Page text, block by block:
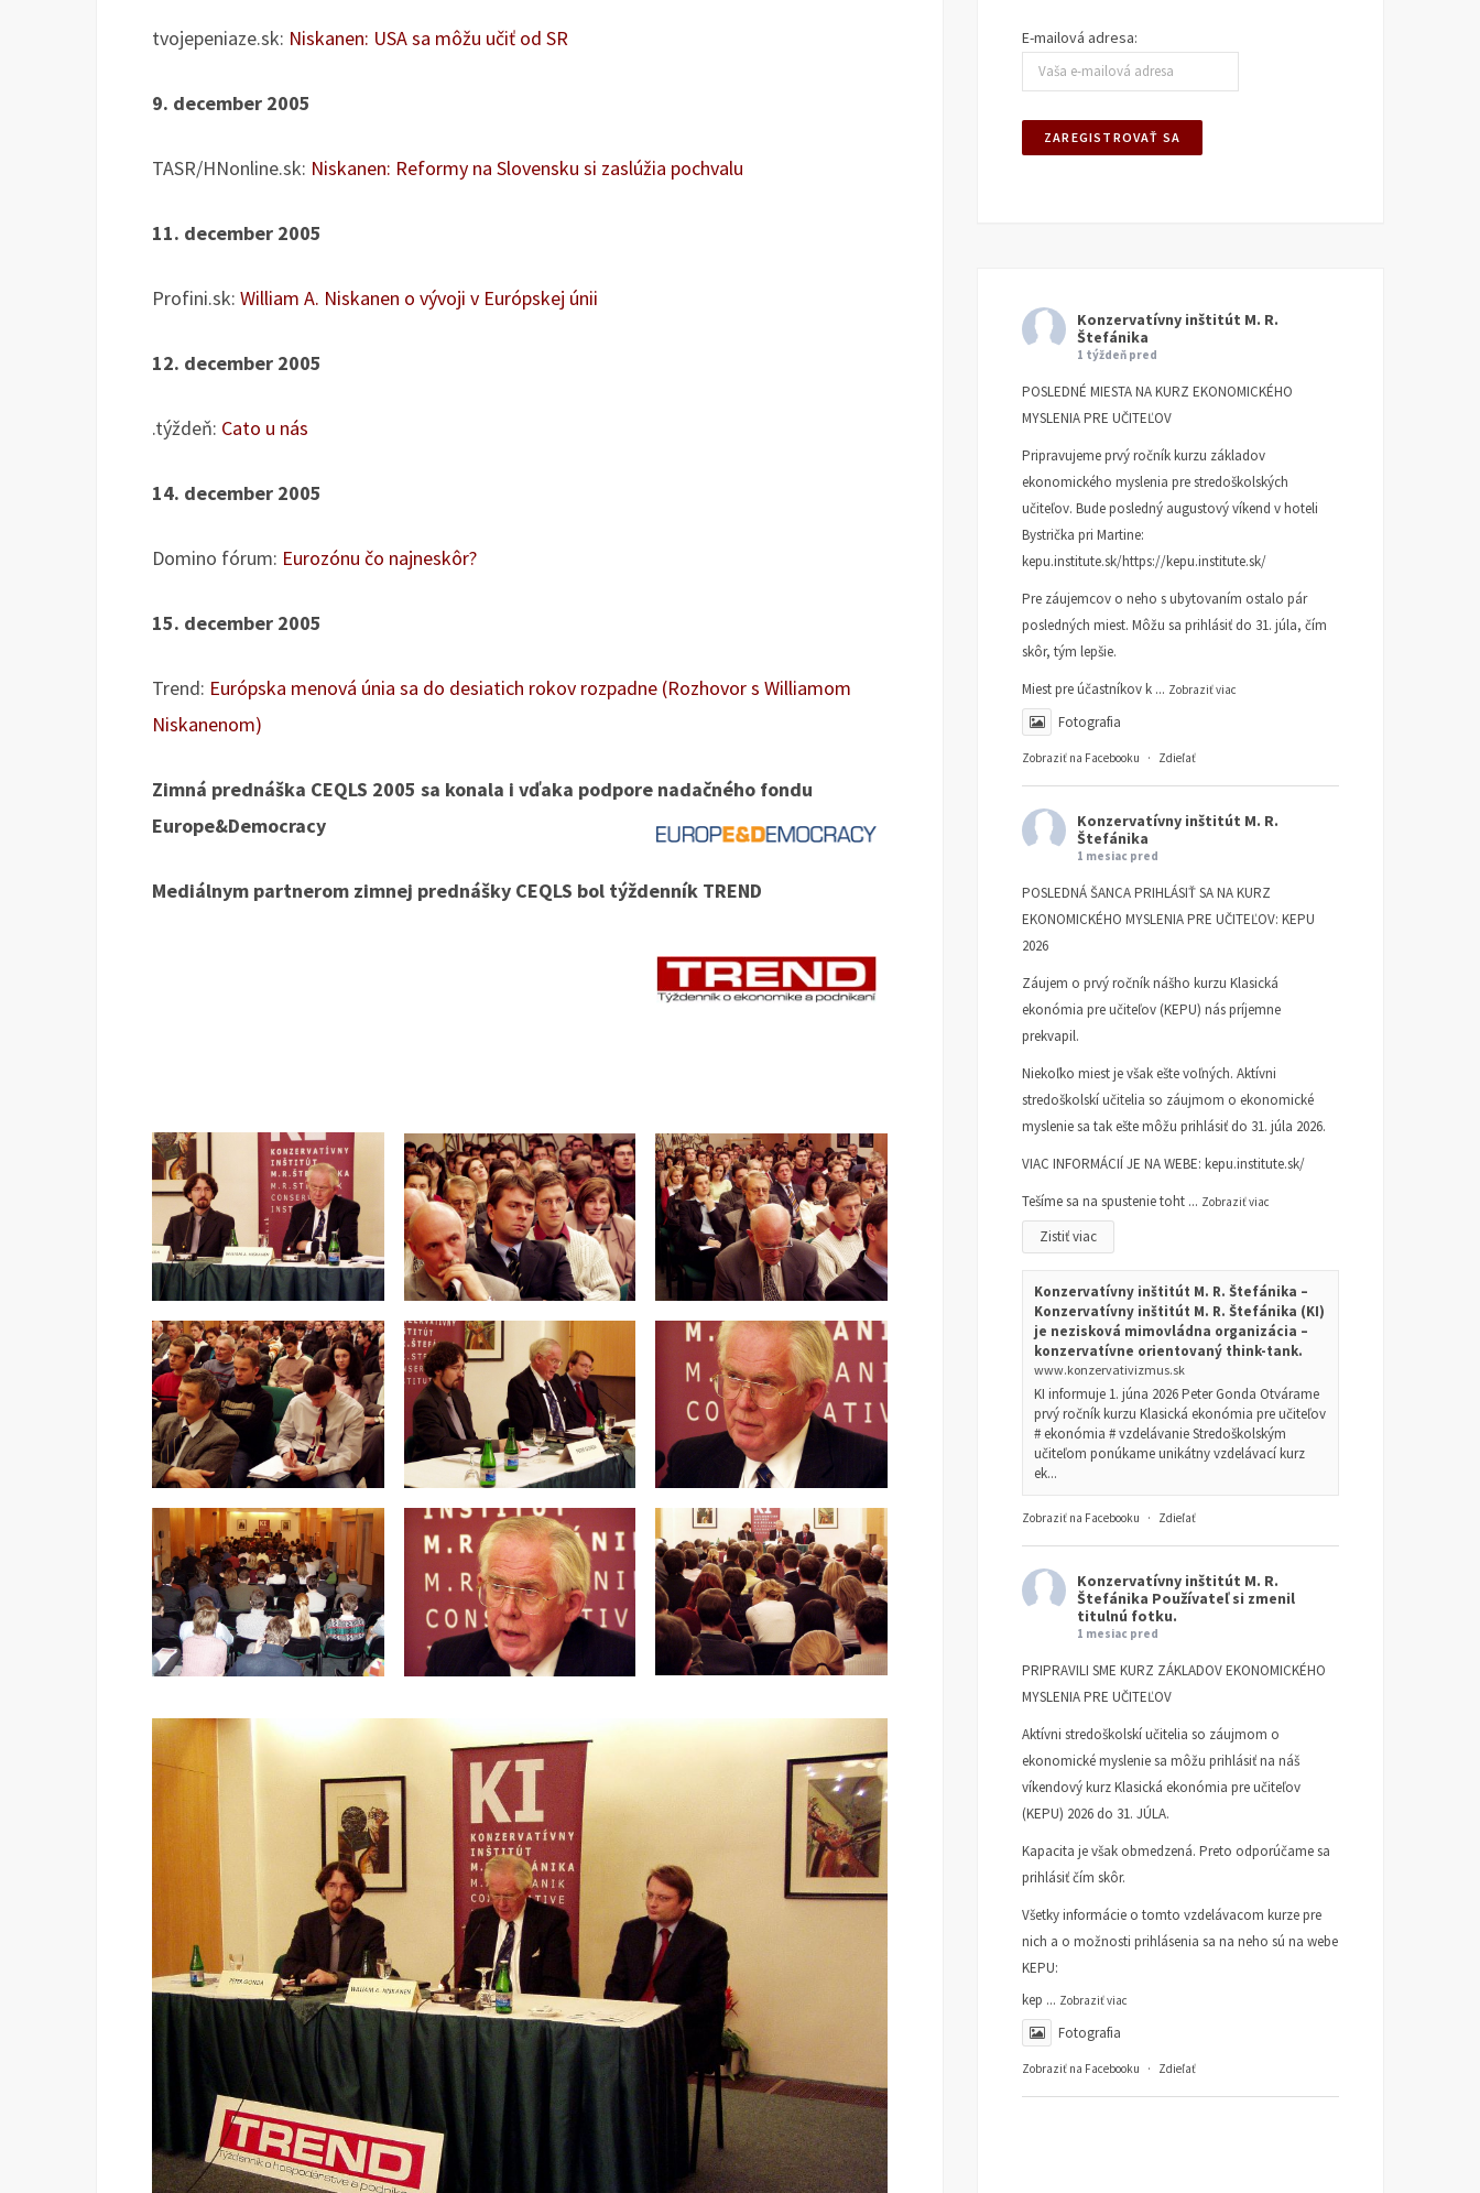
tvojepeniaze.sk: Niskanen: USA sa môžu učiť od SR
9. december 2005
TASR/HNonline.sk: Niskanen: Reformy na Slovensku si zaslúžia pochvalu
11. december 2005
Profini.sk: William A. Niskanen o vývoji v Európskej únii
12. december 2005
.týždeň: Cato u nás
14. december 2005
Domino fórum: Eurozónu čo najneskôr?
15. december 2005
Trend: Európska menová únia sa do desiatich rokov rozpadne (Rozhovor s Williamom
Niskanenom)
Zimná prednáška CEQLS 2005 sa konala i vďaka podpore nadačného fondu
Europe&Democracy
Mediálnym partnerom zimnej prednášky CEQLS bol týždenník TREND
E-mailová adresa:
Konzervatívny inštitút M. R.
Štefánika
1 týždeň pred
POSLEDNÉ MIESTA NA KURZ EKONOMICKÉHO
MYSLENIA PRE UČITEĽOV
Pripravujeme prvý ročník kurzu základov
ekonomického myslenia pre stredoškolských
učiteľov. Bude posledný augustový víkend v hoteli
Bystrička pri Martine:
kepu.institute.sk/https://kepu.institute.sk/
Pre záujemcov o neho s ubytovaním ostalo pár
posledných miest. Môžu sa prihlásiť do 31. júla, čím
skôr, tým lepšie.
Miest pre účastníkov k ... Zobraziť viac
Fotografia
Zobraziť na Facebooku · Zdieľať
Konzervatívny inštitút M. R.
Štefánika
1 mesiac pred
POSLEDNÁ ŠANCA PRIHLÁSIŤ SA NA KURZ
EKONOMICKÉHO MYSLENIA PRE UČITEĽOV: KEPU
2026
Záujem o prvý ročník nášho kurzu Klasická
ekonómia pre učiteľov (KEPU) nás príjemne
prekvapil.
Niekoľko miest je však ešte voľných. Aktívni
stredoškolskí učitelia so záujmom o ekonomické
myslenie sa tak ešte môžu prihlásiť do 31. júla 2026.
VIAC INFORMÁCIÍ JE NA WEBE: kepu.institute.sk/
Tešíme sa na spustenie toht ... Zobraziť viac
Zistiť viac
Konzervatívny inštitút M. R. Štefánika –
Konzervatívny inštitút M. R. Štefánika (KI)
je nezisková mimovládna organizácia –
konzervatívne orientovaný think-tank.
www.konzervativizmus.sk
KI informuje 1. júna 2026 Peter Gonda Otvárame
prvý ročník kurzu Klasická ekonómia pre učiteľov
# ekonómia # vzdelávanie Stredoškolským
učiteľom ponúkame unikátny vzdelávací kurz
ek...
Zobraziť na Facebooku · Zdieľať
Konzervatívny inštitút M. R.
Štefánika Používateľ si zmenil
titulnú fotku.
1 mesiac pred
PRIPRAVILI SME KURZ ZÁKLADOV EKONOMICKÉHO
MYSLENIA PRE UČITEĽOV
Aktívni stredoškolskí učitelia so záujmom o
ekonomické myslenie sa môžu prihlásiť na náš
víkendový kurz Klasická ekonómia pre učiteľov
(KEPU) 2026 do 31. JÚLA.
Kapacita je však obmedzená. Preto odporúčame sa
prihlásiť čím skôr.
Všetky informácie o tomto vzdelávacom kurze pre
nich a o možnosti prihlásenia sa na neho sú na webe
KEPU:
kep ... Zobraziť viac
Fotografia
Zobraziť na Facebooku · Zdieľať